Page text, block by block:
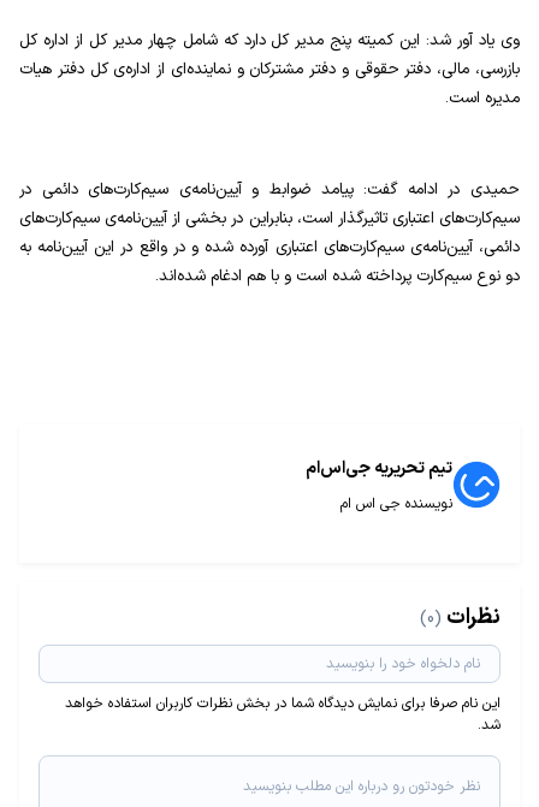
وی یاد آور شد: این كمیته پنج مدیر كل دارد كه شامل چهار مدیر كل از اداره كل
بازرسی، مالی، دفتر حقوقی و دفتر مشتركان و نماینده‌ای از اداره‌ی كل دفتر هیات
مدیره است.
حمیدی در ادامه گفت: پیامد ضوابط و آیین‌نامه‌ی سیم‌كارت‌های دائمی در
سیم‌كارت‌های اعتباری تاثیرگذار است، بنابراین در بخشی از آیین‌نامه‌ی سیم‌كارت‌های
دائمی، آیین‌نامه‌ی سیم‌كارت‌های اعتباری آورده شده و در واقع در این آیین‌نامه به
دو نوع سیم‌كارت پرداخته شده است و با هم ادغام شده‌اند.
تیم تحریریه جی‌اس‌ام
نویسنده جی اس ام
نظرات (0)
این نام صرفا برای نمایش دیدگاه شما در بخش نظرات کاربران استفاده خواهد
شد.